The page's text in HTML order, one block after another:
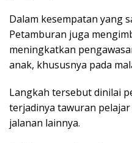
Dalam kesempatan yang
Petamburan juga
meningkatkan
anak, khususnya pada
Langkah tersebut dinilai
terjadinya tawuran
jalanan lainnya.